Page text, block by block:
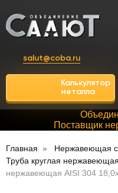
salut@coba.ru
Калькулятор
металла
Поставщик
Главная Нержавеющая
Труба круглая
нержавеющая AISI 304